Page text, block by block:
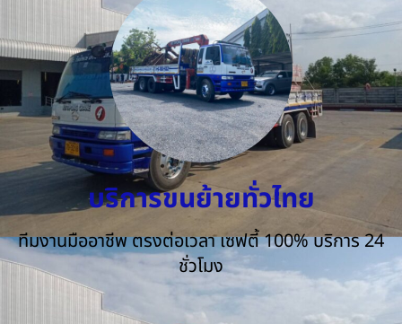
บริการขนย้ายทั่วไทย
ทีมงานมืออาชีพ ตรงต่อเวลา เซฟตี้ 100% บริการ 24
ชั่วโมง